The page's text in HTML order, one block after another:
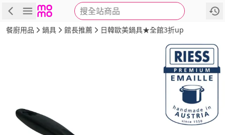
搜全站商品
商品 評價 詳情
餐廚用品 鍋具 館長推薦 日韓歐美鍋具★全館3折up